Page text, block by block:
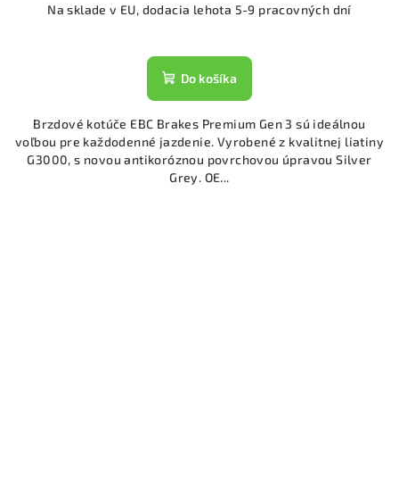
Na sklade v EU, dodacia lehota 5-9 pracovných dní
Do košíka
Brzdové kotúče EBC Brakes Premium Gen 3 sú ideálnou
voľbou pre každodenné jazdenie. Vyrobené z kvalitnej liatiny
G3000, s novou antikoróznou povrchovou úpravou Silver
Grey. OE...